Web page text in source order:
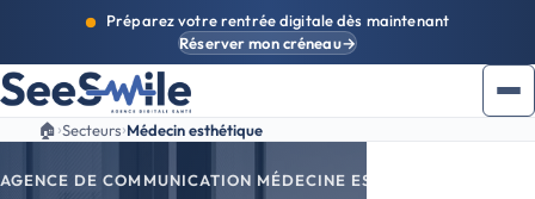
Préparez votre rentrée digitale dès maintenant
Réserver mon créneau→
🏠›Secteurs›Médecin esthétique
AGENCE DE COMMUNICATION MÉDECINE ESTHÉTIQUE